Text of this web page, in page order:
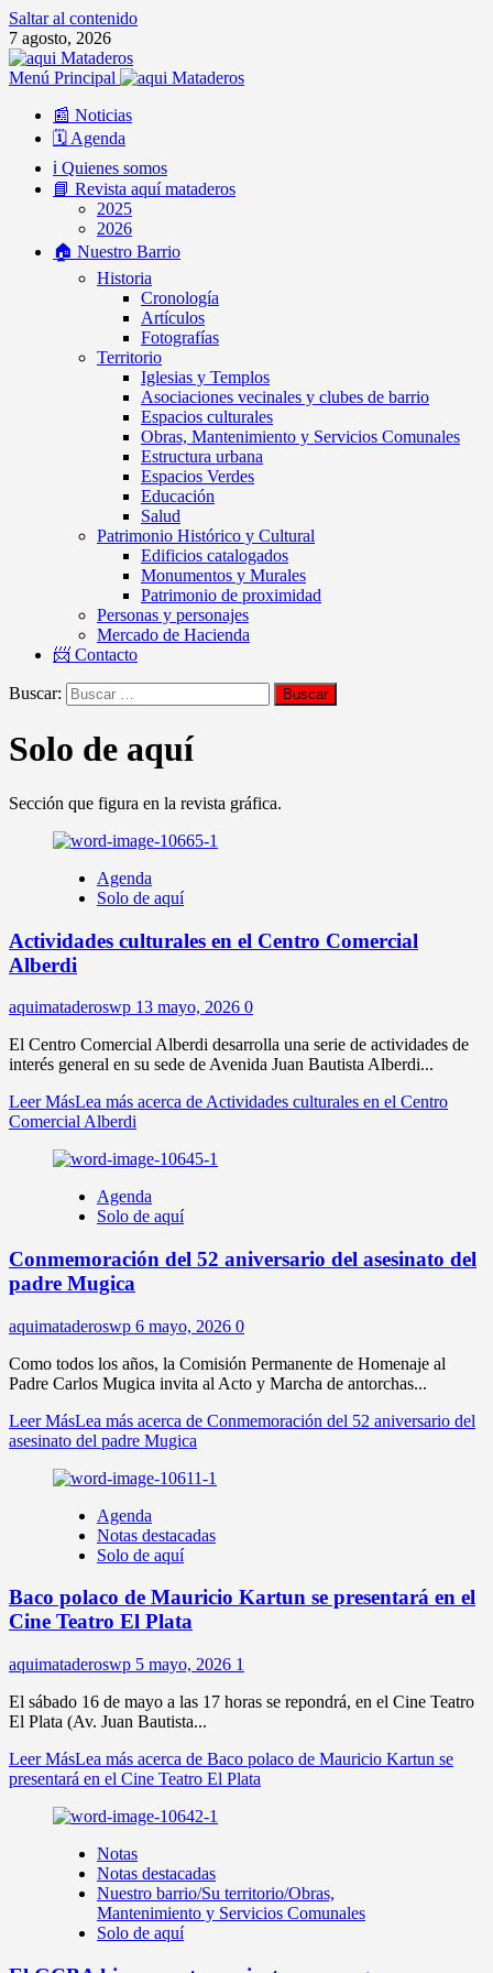
Saltar al contenido
7 agosto, 2026
Menú Principal
📰 Noticias
🗓️ Agenda
ℹ️ Quienes somos
📘 Revista aquí mataderos
2025
2026
🏠 Nuestro Barrio
Historia
Cronología
Artículos
Fotografías
Territorio
Iglesias y Templos
Asociaciones vecinales y clubes de barrio
Espacios culturales
Obras, Mantenimiento y Servicios Comunales
Estructura urbana
Espacios Verdes
Educación
Salud
Patrimonio Histórico y Cultural
Edificios catalogados
Monumentos y Murales
Patrimonio de proximidad
Personas y personajes
Mercado de Hacienda
📨 Contacto
Buscar:
Solo de aquí
Sección que figura en la revista gráfica.
Agenda
Solo de aquí
Actividades culturales en el Centro Comercial
Alberdi
aquimataderoswp 13 mayo, 2026 0
El Centro Comercial Alberdi desarrolla una serie de actividades de
interés general en su sede de Avenida Juan Bautista Alberdi...
Leer MásLea más acerca de Actividades culturales en el Centro
Comercial Alberdi
Agenda
Solo de aquí
Conmemoración del 52 aniversario del asesinato del
padre Mugica
aquimataderoswp 6 mayo, 2026 0
Como todos los años, la Comisión Permanente de Homenaje al
Padre Carlos Mugica invita al Acto y Marcha de antorchas...
Leer MásLea más acerca de Conmemoración del 52 aniversario del
asesinato del padre Mugica
Agenda
Notas destacadas
Solo de aquí
Baco polaco de Mauricio Kartun se presentará en el
Cine Teatro El Plata
aquimataderoswp 5 mayo, 2026 1
El sábado 16 de mayo a las 17 horas se repondrá, en el Cine Teatro
El Plata (Av. Juan Bautista...
Leer MásLea más acerca de Baco polaco de Mauricio Kartun se
presentará en el Cine Teatro El Plata
Notas
Notas destacadas
Nuestro barrio/Su territorio/Obras,
Mantenimiento y Servicios Comunales
Solo de aquí